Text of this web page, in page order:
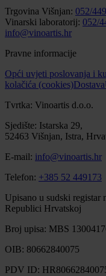
Trgovina Višnjan: 052/
Vinarski laboratorij: 052/
info@vinoartis.hr
Pravne informacije
Opći uvjeti poslovanja i
kolačića (cookies)Dostava
Tvrtka: Vinoartis d.o.o.
Sjedište: Istarska 29,
52463 Višnjan, Istra,
E-mail: info@vinoartis.hr
Telefon: +385 52 449173
Upisano u sudski registar
Republici Hrvatskoj
Broj upisa: MBS
OIB: 80662840075
PDV ID: